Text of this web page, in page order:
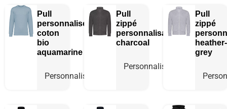
Pull
personnalisé
coton
bio
aquamarine
Personnaliser
Pull
zippé
personnalisable
charcoal
Personnaliser
Pull
zippé
heather-
grey